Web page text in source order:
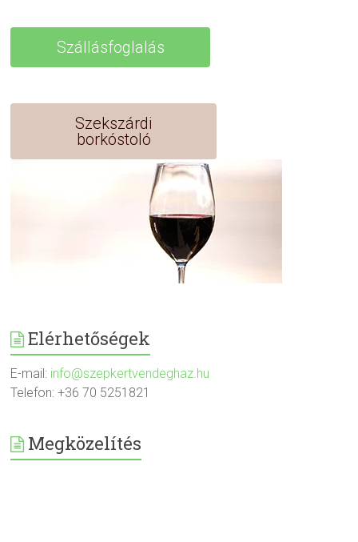
Szállásfoglalás
Szekszárdi
borkóstoló
Elérhetőségek
E-mail: info@szepkertvendeghaz.hu
Telefon: +36 70 5251821
Megközelítés